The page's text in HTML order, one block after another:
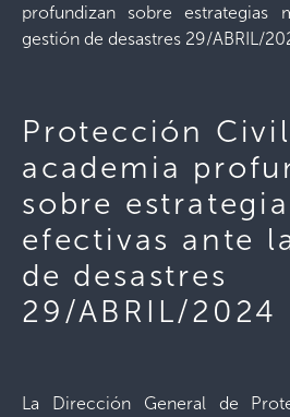
profundizan sobre estrategias
gestión de desastres 29/ABRIL/
Protección
academia
sobre
efectivas ante
de desastres
29/ABRIL/2024
La Dirección General de